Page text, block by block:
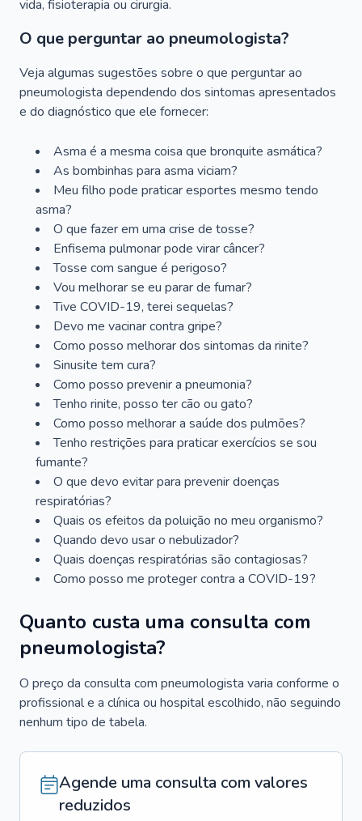
vida, fisioterapia ou cirurgia.
O que perguntar ao pneumologista?
Veja algumas sugestões sobre o que perguntar ao
pneumologista dependendo dos sintomas apresentados
e do diagnóstico que ele fornecer:
Asma é a mesma coisa que bronquite asmática?
As bombinhas para asma viciam?
Meu filho pode praticar esportes mesmo tendo
asma?
O que fazer em uma crise de tosse?
Enfisema pulmonar pode virar câncer?
Tosse com sangue é perigoso?
Vou melhorar se eu parar de fumar?
Tive COVID-19, terei sequelas?
Devo me vacinar contra gripe?
Como posso melhorar dos sintomas da rinite?
Sinusite tem cura?
Como posso prevenir a pneumonia?
Tenho rinite, posso ter cão ou gato?
Como posso melhorar a saúde dos pulmões?
Tenho restrições para praticar exercícios se sou
fumante?
O que devo evitar para prevenir doenças
respiratórias?
Quais os efeitos da poluição no meu organismo?
Quando devo usar o nebulizador?
Quais doenças respiratórias são contagiosas?
Como posso me proteger contra a COVID-19?
Quanto custa uma consulta com
pneumologista?
O preço da consulta com pneumologista varia conforme o
profissional e a clínica ou hospital escolhido, não seguindo
nenhum tipo de tabela.
Agende uma consulta com valores
reduzidos